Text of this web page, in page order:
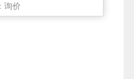
询价